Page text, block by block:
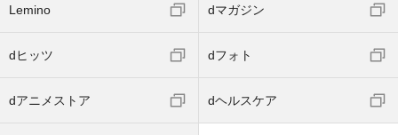
Lemino dマガジン
dヒッツ dフォト
dアニメストア dヘルスケア